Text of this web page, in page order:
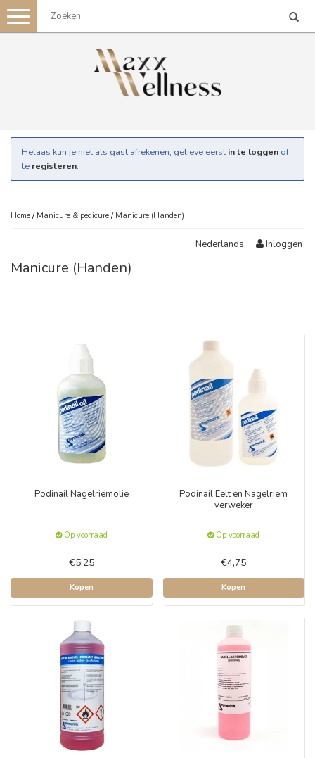
Toggle
navigation
Helaas kun je niet als gast afrekenen, gelieve eerst in te loggen of
te registeren.
Home / Manicure & pedicure / Manicure (Handen)
Nederlands Inloggen
Manicure (Handen)
Podinail Nagelriemolie
Op voorraad
€5,25
Kopen
Podinail Eelt en Nagelriem
verweker
Op voorraad
€4,75
Kopen